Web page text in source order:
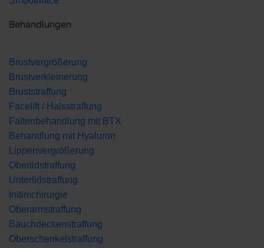
Behandlungen
Brustvergrößerung
Brustverkleinerung
Bruststraffung
Facelift / Halsstraffung
Faltenbehandlung mit BTX
Behandlung mit Hyaluron
Lippenvergrößerung
Oberlidstraffung
Unterlidstraffung
Initimchirurgie
Oberarmstraffung
Bauchdeckenstraffung
Oberschenkelstraffung